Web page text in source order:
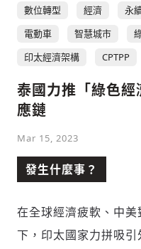
數位轉型 經濟 永
電動車
智慧城市
印太經濟架構
CPTPP
泰國力推「綠色
應鏈
Mar 15, 2023
發生什麼事？
在全球經濟疲軟、中
下，印太國家力拼吸